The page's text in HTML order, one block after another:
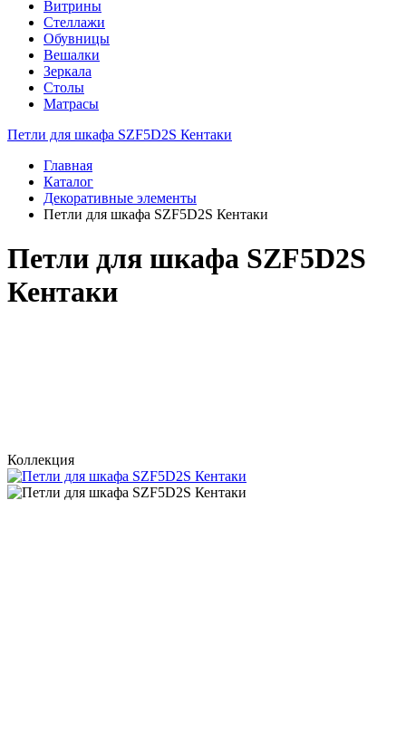
Витрины
Стеллажи
Обувницы
Вешалки
Зеркала
Столы
Матрасы
Петли для шкафа SZF5D2S Кентаки
Главная
Каталог
Декоративные элементы
Петли для шкафа SZF5D2S Кентаки
Петли для шкафа SZF5D2S
Кентаки
Коллекция